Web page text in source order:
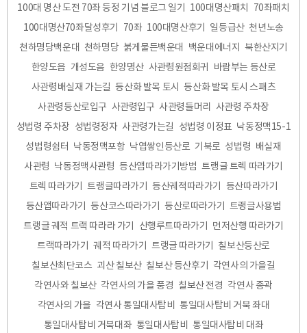
100대 명산 도전 70좌 등정 기념 블로그 일기
100대명산패치
70좌패치
100대명산70좌달성후기
70좌 100대명산후기 일등급산 천년노송
천하명당백운대
천하명당 붉게물든백운대 백운대에너지
북한산지기
한양도읍 개성도음 한양명산 사관령원점회귀
바람부는 등산로
사관령배실재 가는길 등산화 발목 토시
등산화 발목 토시 스패츠
사관령등산로입구 사관령입구 사관령들머리
사관령 주차장
성법령 주차장 성법령정자 사관령가는길 성법령 이정표 낙동정맥15-1
성법령쉼터
낙동정맥포항 낙엽쌓인등산로 기북로 성법령 배실재
사관령 낙동정맥사관령 등산앱따라가기방법 트랭글 트렉 따라가기
트렉 따라가기
트랭글따라가기 등산궤적따라가기
등산따라가기
등산앱따라가기
등산코스따라가기 등산로따라가기
트랭글사용법
트랭글 궤적 트랙 따라라 가기
산행루트따라가기
먼저산행 따라가기
트랙따라가기
궤적 따라가기 트랭글 따라가기
칠보산등산로
칠보산최단코스 괴산 칠보산 칠보산 등산후기
각연사의 가을길
각연사와 칠보산 각연사의 가을 풍경 칠보산 전경 각연사 종곽
각연사의 가을 각연사 통일대사탑비
통일대사탑비 거북 좌대
통일대사탑비 거북대좌 통일대사탑비
통일대사탑비 대좌